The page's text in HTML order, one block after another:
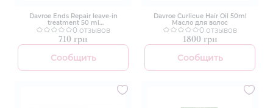
Davroe Ends Repair leave-in
treatment 50 ml
Восстанавливающее средство
для кончиков волос
0 отзывов
710 грн
Сообщить
Davroe Curlicue Hair Oil 50ml
Масло для волос
0 отзывов
1800 грн
Сообщить